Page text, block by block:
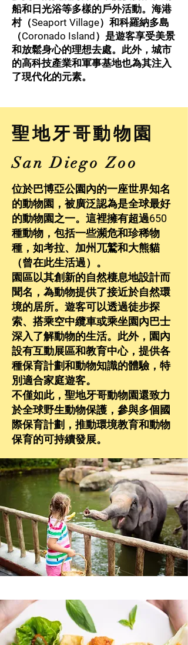
船和日光浴等多樣的戶外活動。海港
村（Seaport Village）和科羅納多島
（Coronado Island）是遊客享受美景
和放鬆身心的理想去處。此外，城市
的高科技產業和軍事基地也為其注入
了現代化的元素。
聖地牙哥動物園
San Diego Zoo
位於巴博亞公園內的一座世界知名
的動物園，被廣泛認為是全球最好
的動物園之一。這裡擁有超過650
種動物，包括一些瀕危和珍稀物
種，如考拉、加州兀鷲和大熊貓
（曾在此生活過）。
園區以其創新的自然棲息地設計而
聞名，為動物提供了接近於自然環
境的居所。遊客可以透過徒步探
索、搭乘空中纜車或乘坐園內巴士
深入了解動物的生活。此外，園內
設有互動展區和教育中心，提供各
種保育計劃和動物知識的體驗，特
別適合家庭遊客。
不僅如此，聖地牙哥動物園還致力
於全球野生動物保護，參與多個國
際保育計劃，推動環境教育和動物
保育的可持續發展。